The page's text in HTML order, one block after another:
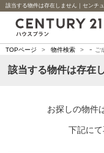
該当する物件は存在しません｜センチ
TOPページ > 物件検索 > - ご
該当する物件は存在
お探しの物件
下記にて